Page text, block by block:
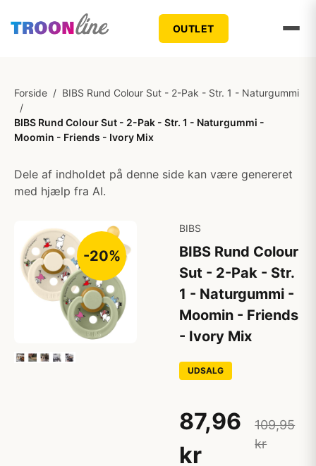
OUTLET
Forside / BIBS Rund Colour Sut - 2-Pak - Str. 1 - Naturgummi
/
BIBS Rund Colour Sut - 2-Pak - Str. 1 - Naturgummi -
Moomin - Friends - Ivory Mix
Dele af indholdet på denne side kan være genereret
med hjælp fra AI.
-20%
BIBS
BIBS Rund Colour
Sut - 2-Pak - Str.
1 - Naturgummi -
Moomin - Friends
- Ivory Mix
UDSALG
87,96
kr
109,95
kr